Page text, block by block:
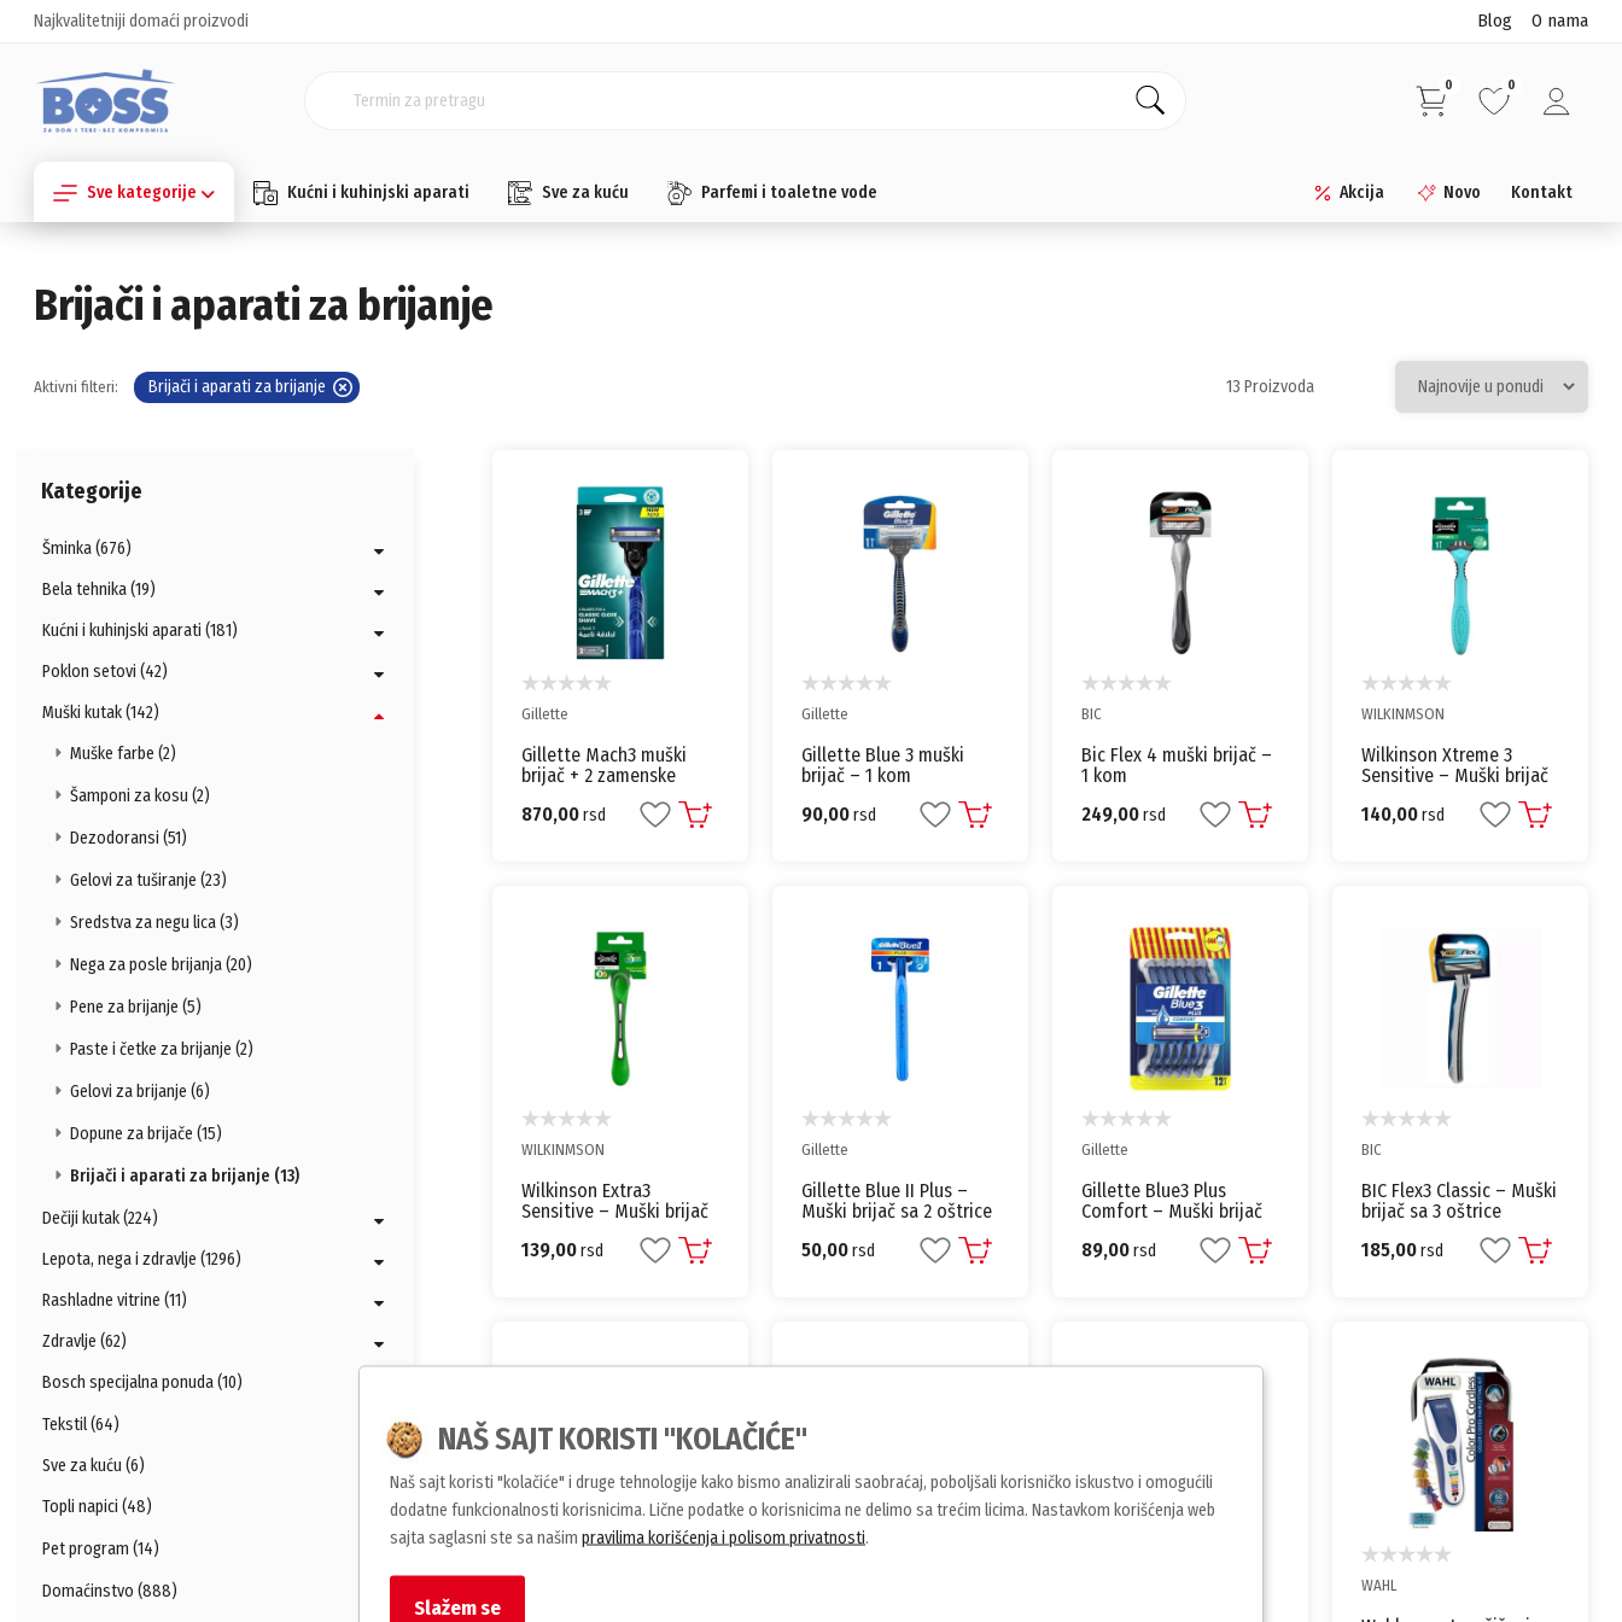
Najkvalitetniji domaći proizvodi Blog O nama
0 0
Sve kategorije Kućni i kuhinjski aparati Sve za kuću Parfemi i toaletne vode Akcija Novo Kontakt
Brijači i aparati za brijanje
Aktivni filteri: Brijači i aparati za brijanje 13
Kategorije
Šminka (676)
Bela tehnika (19)
Kućni i kuhinjski aparati (181)
Poklon setovi (42)
Muški kutak (142)
Muške farbe (2)
Šamponi za kosu (2)
Dezodoransi (51)
Gelovi za tuširanje (23)
Sredstva za negu lica (3)
Nega za posle brijanja (20)
Pene za brijanje (5)
Paste i četke za brijanje (2)
Gelovi za brijanje (6)
Dopune za brijače (15)
Brijači i aparati za brijanje (13)
Dečiji kutak (224)
Lepota, nega i zdravlje (1296)
Rashladne vitrine (11)
Zdravlje (62)
Bosch specijalna ponuda (10)
Tekstil (64)
Sve za kuću (6)
Topli napici (48)
Pet program (14)
Domaćinstvo (888)
Gillette
Gillette Mach3 muški
brijač + 2 zamenske
870,00rsd
Gillette
Gillette Blue 3 muški
brijač – 1 kom
90,00rsd
BIC
Bic Flex 4 muški brijač –
1 kom
249,00rsd
WILKINMSON
Wilkinson Xtreme 3
Sensitive – Muški brijač
140,00rsd
WILKINMSON
Wilkinson Extra3
Sensitive – Muški brijač
139,00rsd
Gillette
Gillette Blue II Plus –
Muški brijač sa 2 oštrice
50,00rsd
Gillette
Gillette Blue3 Plus
Comfort – Muški brijač
89,00rsd
BIC
BIC Flex3 Classic – Muški
brijač sa 3 oštrice
185,00rsd
WAHL
NAŠ SAJT KORISTI "KOLAČIĆE"
Naš sajt koristi "kolačiće" i druge tehnologije kako bismo analizirali saobraćaj, poboljšali korisničko iskustvo i omogućili
dodatne funkcionalnosti korisnicima. Lične podatke o korisnicima ne delimo sa trećim licima. Nastavkom korišćenja web
sajta saglasni ste sa našim pravilima korišćenja i polisom privatnosti.
Slažem se